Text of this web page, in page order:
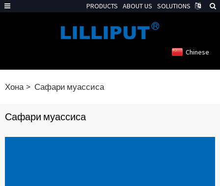
Chinese
Хона Сафари муассиса
Сафари муассиса
PRODUCTS ABOUT US SOLUTIONS